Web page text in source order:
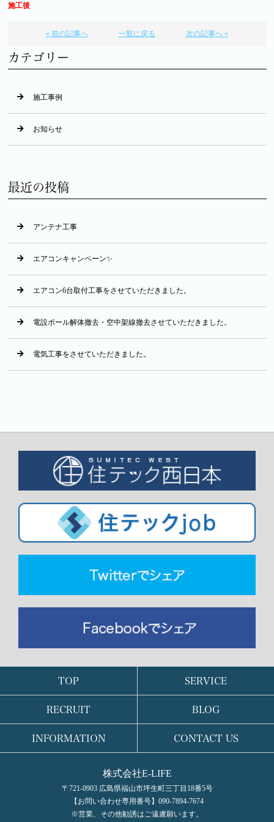
施工後
« 前の記事へ 一覧に戻る 次の記事へ »
カテゴリー
施工事例
お知らせ
最近の投稿
アンテナ工事
エアコンキャンペーン✨
エアコン6台取付工事をさせていただきました。
電設ポール解体撤去・空中架線撤去させていただきました。
電気工事をさせていただきました。
TOP SERVICE
RECRUIT BLOG
INFORMATION CONTACT US
株式会社E-LIFE
〒721-0903 広島県福山市坪生町三丁目18番5号
【お問い合わせ専用番号】090-7894-7674
※営業、その他勧誘はご遠慮願います。